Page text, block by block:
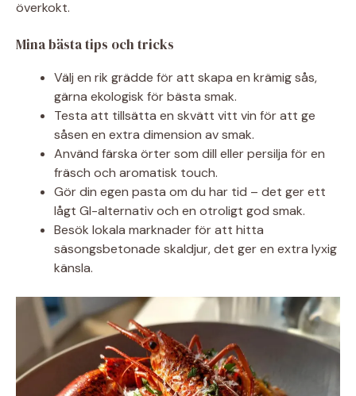
överkokt.
Mina bästa tips och tricks
Välj en rik grädde för att skapa en krämig sås,
gärna ekologisk för bästa smak.
Testa att tillsätta en skvätt vitt vin för att ge
såsen en extra dimension av smak.
Använd färska örter som dill eller persilja för en
fräsch och aromatisk touch.
Gör din egen pasta om du har tid – det ger ett
lågt GI-alternativ och en otroligt god smak.
Besök lokala marknader för att hitta
säsongsbetonade skaldjur, det ger en extra lyxig
känsla.